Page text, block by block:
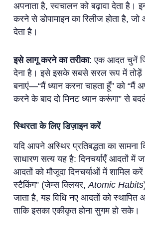
अपनाता है, स्वचालन को बढ़ावा देता है।
करने से डोपामाइन का रिलीज होता है,
देता है।
इसे लागू करने का तरीका: एक आदत चुनें
देना है। इसे इसके सबसे सरल रूप में
बनाएं—“मैं ध्यान करना चाहता हूँ” को “मैं
करने के बाद दो मिनट ध्यान करूंगा” से
स्थिरता के लिए डिज़ाइन करें
यदि आपने अस्थिर प्रतिबद्धता का सामना
साधारण सत्य यह है: दिनचर्याएँ आदतों में
आदतों को मौजूदा दिनचर्याओं में शामिल
स्टैकिंग” (जेम्स क्लियर, Atomic Habits
जाता है, यह विधि नए आदतों को स्थापित
ताकि इसका एकीकृत होना सुगम हो सके।